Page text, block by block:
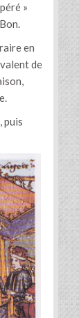
»
en
de
puis